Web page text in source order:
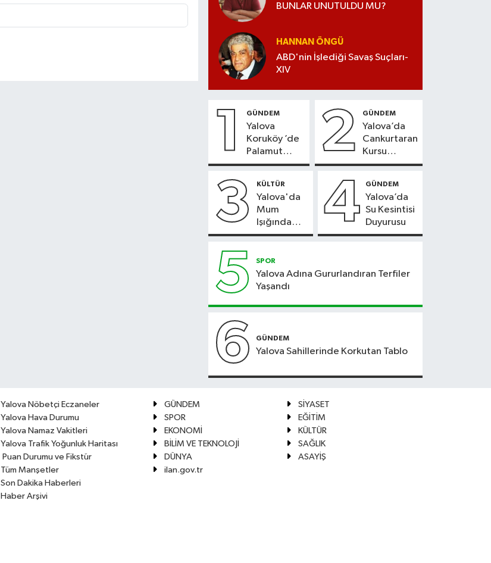
BUNLAR UNUTULDU MU?
HANNAN ÖNGÜ
ABD'nin İşlediği Savaş Suçları-
XIV
1 GÜNDEM
Yalova
Koruköy ’de
Palamut
Sezonu
2 GÜNDEM
Yalova’da
Cankurtaran
Kursu
Kayıtları
3 KÜLTÜR
Yalova'da
Mum
Işığında
Konser
4 GÜNDEM
Yalova’da
Su Kesintisi
Duyurusu
5 SPOR
Yalova Adına Gururlandıran Terfiler
Yaşandı
6 GÜNDEM
Yalova Sahillerinde Korkutan Tablo
Yalova Nöbetçi Eczaneler
Yalova Hava Durumu
Yalova Namaz Vakitleri
Yalova Trafik Yoğunluk Haritası
Puan Durumu ve Fikstür
Tüm Manşetler
Son Dakika Haberleri
Haber Arşivi
GÜNDEM
SİYASET
SPOR
EĞİTİM
EKONOMİ
KÜLTÜR
BİLİM VE TEKNOLOJİ
SAĞLIK
DÜNYA
ASAYİŞ
ilan.gov.tr